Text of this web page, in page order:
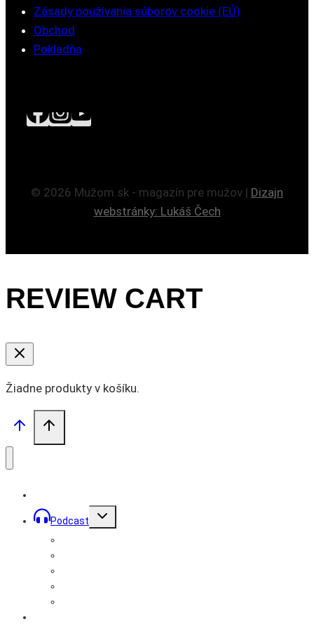
Zásady používania súborov cookie (EÚ)
Obchod
Pokladňa
© 2026 Mužom.sk - magazín pre mužov | Dizajn
webstránky: Lukáš Čech
REVIEW CART
Žiadne produkty v košíku.
Podcast
Toggle